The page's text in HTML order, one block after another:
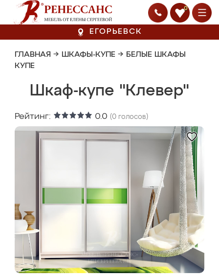
0
ЕГОРЬЕВСК
ГЛАВНАЯ → ШКАФЫ-КУПЕ → БЕЛЫЕ ШКАФЫ
КУПЕ
Шкаф-купе "Клевер"
Рейтинг: 0.0 (0 голосов)